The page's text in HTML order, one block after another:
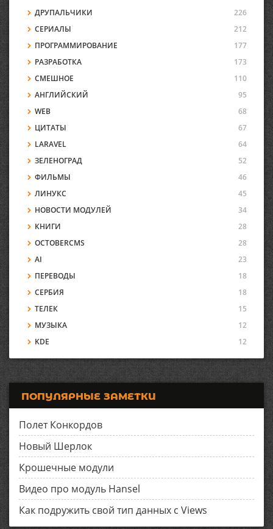
ДРУПАЛЬЧИКИ
226
СЕРИАЛЫ
212
ПРОГРАММИРОВАНИЕ
177
РАЗРАБОТКА
173
СМЕШНОЕ
110
АНГЛИЙСКИЙ
95
WEB
68
ЦИТАТЫ
67
LARAVEL
64
ЗЕЛЕНОГРАД
52
ФИЛЬМЫ
46
ЛИНУКС
45
НОВОСТИ МОДУЛЕЙ
34
КНИГИ
28
OCTOBERCMS
28
AI
23
ПЕРЕВОДЫ
18
СЕРБИЯ
18
ТЕЛЕК
15
МУЗЫКА
12
KDE
12
ПОПУЛЯРНЫЕ ЗАМЕТКИ
Полет Конкордов
Новый Шерлок
Крошечные модули
Видео про модуль Hansel
Как подружить свой тип данных с Views